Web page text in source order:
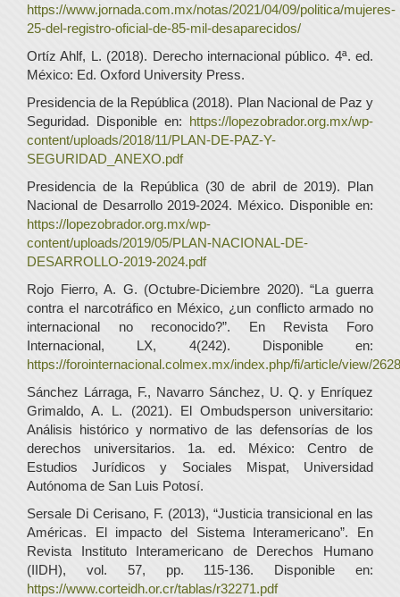
https://www.jornada.com.mx/notas/2021/04/09/politica/mujeres-
25-del-registro-oficial-de-85-mil-desaparecidos/
Ortíz Ahlf, L. (2018). Derecho internacional público. 4ª. ed.
México: Ed. Oxford University Press.
Presidencia de la República (2018). Plan Nacional de Paz y
Seguridad. Disponible en: https://lopezobrador.org.mx/wp-
content/uploads/2018/11/PLAN-DE-PAZ-Y-
SEGURIDAD_ANEXO.pdf
Presidencia de la República (30 de abril de 2019). Plan
Nacional de Desarrollo 2019-2024. México. Disponible en:
https://lopezobrador.org.mx/wp-
content/uploads/2019/05/PLAN-NACIONAL-DE-
DESARROLLO-2019-2024.pdf
Rojo Fierro, A. G. (Octubre-Diciembre 2020). “La guerra
contra el narcotráfico en México, ¿un conflicto armado no
internacional no reconocido?”. En Revista Foro
Internacional, LX, 4(242). Disponible en:
https://forointernacional.colmex.mx/index.php/fi/article/view/
Sánchez Lárraga, F., Navarro Sánchez, U. Q. y Enríquez
Grimaldo, A. L. (2021). El Ombudsperson universitario:
Análisis histórico y normativo de las defensorías de los
derechos universitarios. 1a. ed. México: Centro de
Estudios Jurídicos y Sociales Mispat, Universidad
Autónoma de San Luis Potosí.
Sersale Di Cerisano, F. (2013), “Justicia transicional en las
Américas. El impacto del Sistema Interamericano”. En
Revista Instituto Interamericano de Derechos Humano
(IIDH), vol. 57, pp. 115-136. Disponible en:
https://www.corteidh.or.cr/tablas/r32271.pdf